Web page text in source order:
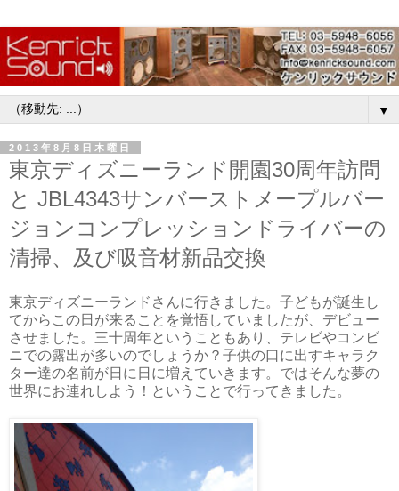
▼
2013年8月8日木曜日
東京ディズニーランド開園30周年訪問
と JBL4343サンバーストメープルバー
ジョンコンプレッションドライバーの
清掃、及び吸音材新品交換
東京ディズニーランドさんに行きました。子どもが誕生し
てからこの日が来ることを覚悟していましたが、デビュー
させました。三十周年ということもあり、テレビやコンビ
ニでの露出が多いのでしょうか？子供の口に出すキャラク
ター達の名前が日に日に増えていきます。ではそんな夢の
世界にお連れしよう！ということで行ってきました。